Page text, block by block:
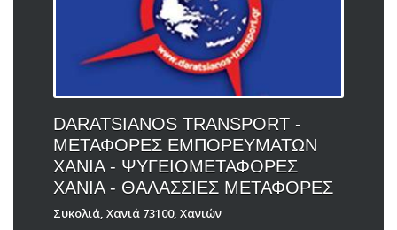
DARATSIANOS TRANSPORT -
ΜΕΤΑΦΟΡΕΣ ΕΜΠΟΡΕΥΜΑΤΩΝ
ΧΑΝΙΑ - ΨΥΓΕΙΟΜΕΤΑΦΟΡΕΣ
ΧΑΝΙΑ - ΘΑΛΑΣΣΙΕΣ ΜΕΤΑΦΟΡΕΣ
Συκολιά, Χανιά 73100, Χανιών